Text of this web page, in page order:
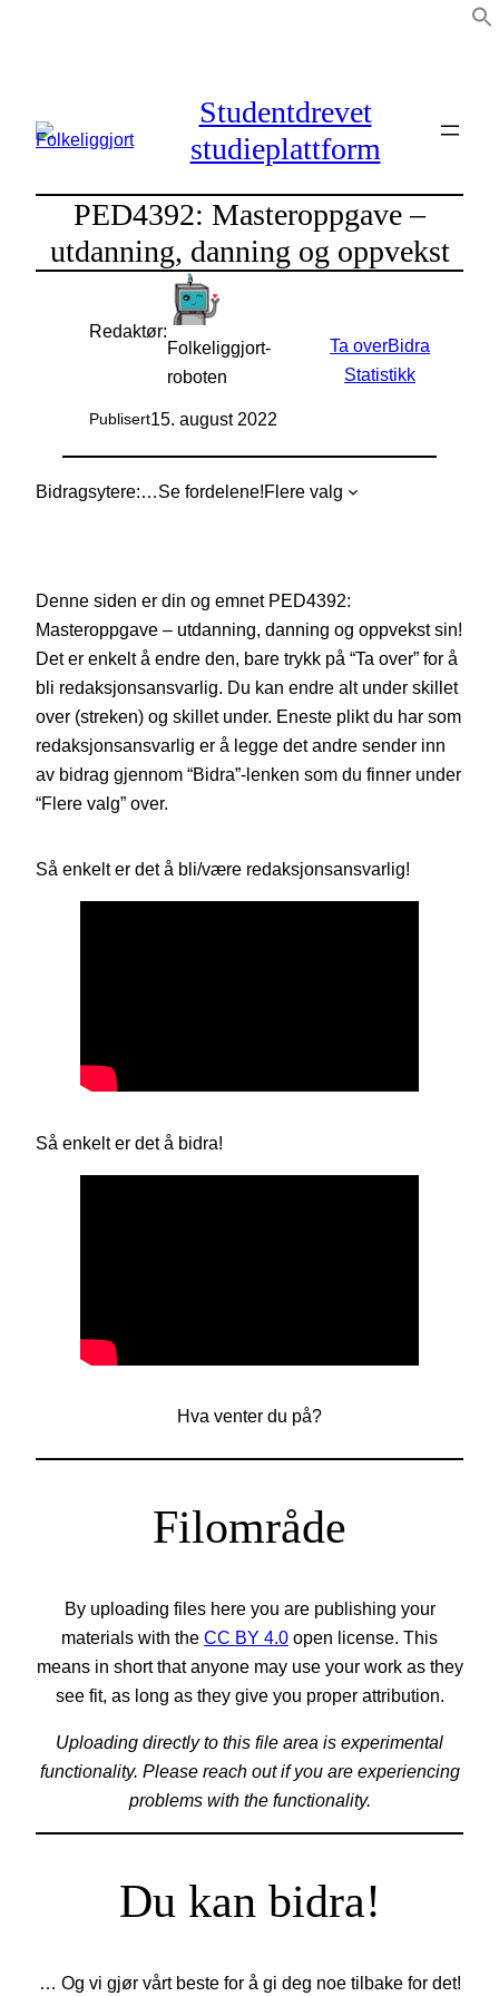
Studentdrevet
studieplattform
PED4392: Masteroppgave –
utdanning, danning og oppvekst
Redaktør:
Folkeliggjort-
roboten
Publisert15. august 2022
Ta overBidra
Statistikk
Bidragsytere: Se fordelene!Flere valg
Denne siden er din og emnet PED4392:
Masteroppgave – utdanning, danning og oppvekst sin!
Det er enkelt å endre den, bare trykk på “Ta over” for å
bli redaksjonsansvarlig. Du kan endre alt under skillet
over (streken) og skillet under. Eneste plikt du har som
redaksjonsansvarlig er å legge det andre sender inn
av bidrag gjennom “Bidra”-lenken som du finner under
“Flere valg” over.
Så enkelt er det å bli/være redaksjonsansvarlig!
Så enkelt er det å bidra!
Hva venter du på?
Filområde
By uploading files here you are publishing your
materials with the CC BY 4.0 open license. This
means in short that anyone may use your work as they
see fit, as long as they give you proper attribution.
Uploading directly to this file area is experimental
functionality. Please reach out if you are experiencing
problems with the functionality.
Du kan bidra!
… Og vi gjør vårt beste for å gi deg noe tilbake for det!